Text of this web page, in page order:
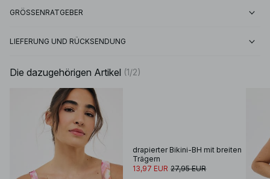
GRÖSSENRATGEBER
LIEFERUNG UND RÜCKSENDUNG
Die dazugehörigen Artikel (1/2)
drapierter Bikini-BH mit breiten
Trägern
13,97 EUR 27,95 EUR